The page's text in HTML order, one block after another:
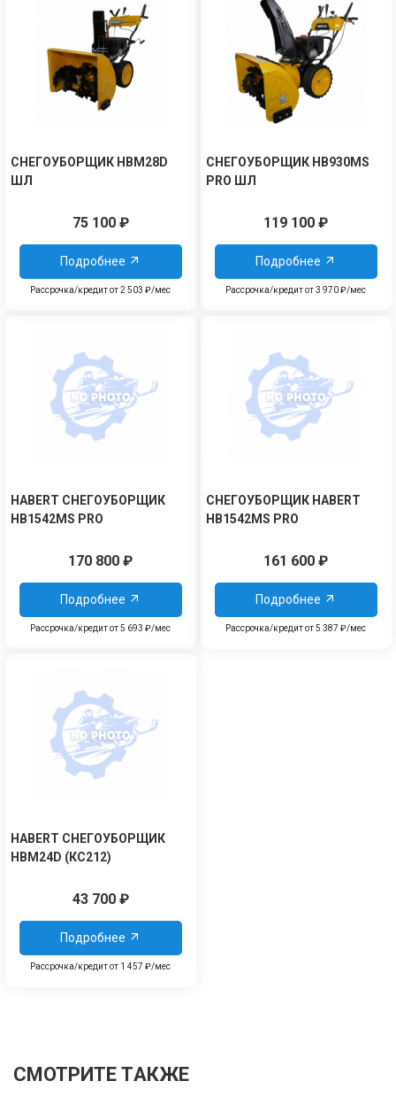
СНЕГОУБОРЩИК HBM28D
ШЛ
75 100₽
Подробнее
Рассрочка/кредит от 2 503 ₽/мес
СНЕГОУБОРЩИК HB930MS
PRO ШЛ
119 100 ₽
Подробнее
Рассрочка/кредит от 3 970 ₽/мес
HABERT СНЕГОУБОРЩИК
HB1542MS PRO
170 800 ₽
Подробнее
Рассрочка/кредит от 5 693 ₽/мес
СНЕГОУБОРЩИК HABERT
HB1542MS PRO
161 600 ₽
Подробнее
Рассрочка/кредит от 5 387 ₽/мес
HABERT СНЕГОУБОРЩИК
HBM24D (КС212)
43 700₽
Подробнее
Рассрочка/кредит от 1 457 ₽/мес
СМОТРИТЕ ТАКЖЕ